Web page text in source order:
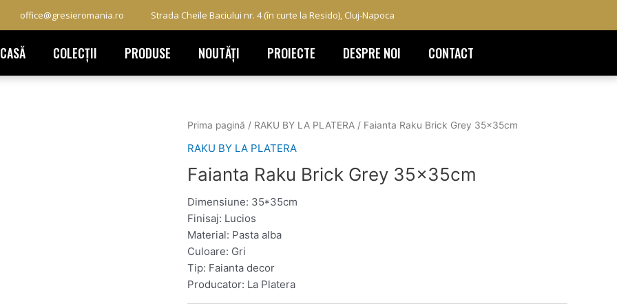
office@gresieromania.ro Strada Cheile Baciului nr. 4 (în curte la Resido), Cluj-Napoca
COLECȚII PRODUSE NOUTĂȚI PROIECTE DESPRE NOI CONTACT
Prima pagină / RAKU BY LA PLATERA / Faianta Raku Brick Grey 35x35cm
RAKU BY LA PLATERA
Faianta Raku Brick Grey 35x35cm
Dimensiune: 35*35cm
Finisaj: Lucios
Material: Pasta alba
Culoare: Gri
Tip: Faianta decor
Producator: La Platera